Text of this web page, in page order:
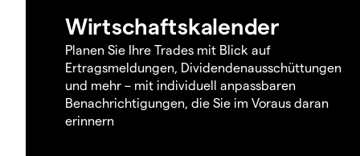
Wirtschaftskalender
Planen Sie Ihre Trades mit Blick auf
Ertragsmeldungen, Dividendenausschüttungen
und mehr – mit individuell anpassbaren
Benachrichtigungen, die Sie im Voraus daran
erinnern